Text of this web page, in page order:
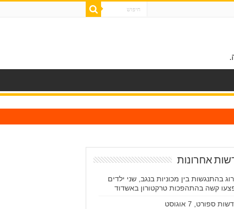
אחרונות
בהתנגשות בין מכוניות בנגב, שני ילדים
קשה בהתהפכות טרקטורון באשדוד
ספורט, 7 אוגוסט